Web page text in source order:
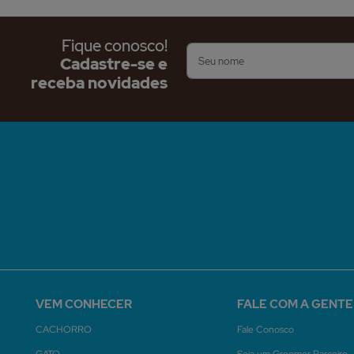
Fique conosco!
Cadastre-se e
receba novidades
VEM CONHECER
CACHORRO
FALE COM A GENTE
Fale Conosco